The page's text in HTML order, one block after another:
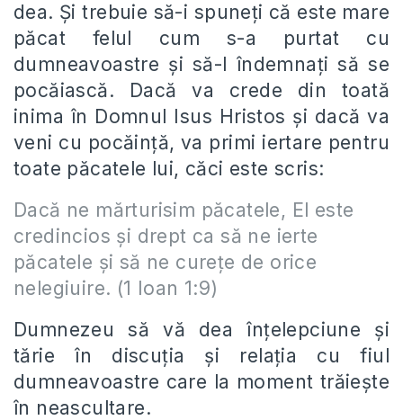
dea. Și trebuie să-i spuneți că este mare
păcat felul cum s-a purtat cu
dumneavoastre și să-l îndemnați să se
pocăiască. Dacă va crede din toată
inima în Domnul Isus Hristos și dacă va
veni cu pocăință, va primi iertare pentru
toate păcatele lui, căci este scris:
Dacă ne mărturisim păcatele, El este
credincios şi drept ca să ne ierte
păcatele şi să ne cureţe de orice
nelegiuire. (1 Ioan 1:9)
Dumnezeu să vă dea înțelepciune și
tărie în discuția și relația cu fiul
dumneavoastre care la moment trăiește
în neascultare.